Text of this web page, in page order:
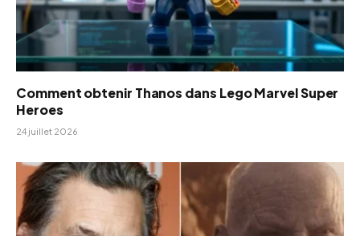
Comment obtenir Thanos dans Lego Marvel Super
Heroes
24 juillet 2026